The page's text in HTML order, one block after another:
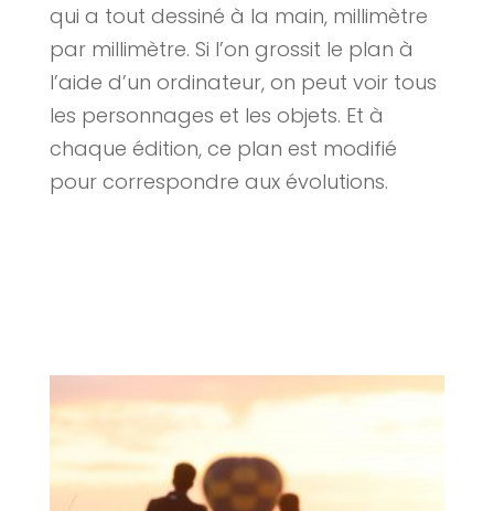
qui a tout dessiné à la main, millimètre
par millimètre. Si l’on grossit le plan à
l’aide d’un ordinateur, on peut voir tous
les personnages et les objets. Et à
chaque édition, ce plan est modifié
pour correspondre aux évolutions.